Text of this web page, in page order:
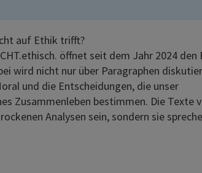
auf Ethik trifft?
öffnet seit dem Jahr 2024 den
wird nicht nur über Paragraphen
und die Entscheidungen, die unser
Zusammenleben bestimmen. Die Texte
Analysen sein, sondern sie